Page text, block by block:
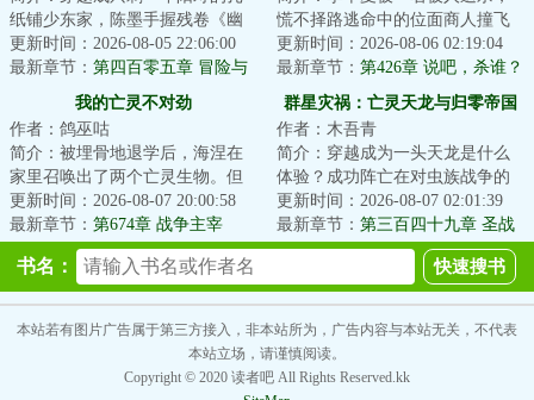
纸铺少东家，陈墨手握残卷《幽
冥扎纸术》，于白事街中挣扎求
生。直到那夜，...
更新时间：2026-08-05 22:06:00
最新章节： 第四百零五章 冒险与
慌不择路逃命中的位面商人撞飞
到了异世界，位面商人垂死之际
企图将自身残躯...
更新时间：2026-08-06 02:19:04
最新章节： 第426章 说吧，杀谁？
我的亡灵不对劲
作者：鸽巫咕
简介：被埋骨地退学后，海涅在
家里召唤出了两个亡灵生物。但
很快他就发现自己的亡灵不对
劲。他俩好像认识...
更新时间：2026-08-07 20:00:58
最新章节： 第674章 战争主宰
群星灾祸：亡灵天龙与归零帝国
作者：木吾青
简介：穿越成为一头天龙是什么
体验？成功阵亡在对虫族战争的
林子墨表示墓前情况良好。然而
宇宙跟他开了一...
更新时间：2026-08-07 02:01:39
最新章节： 第三百四十九章 圣战
肇始
书名：
本站若有图片广告属于第三方接入，非本站所为，广告内容与本站无关，不代表
本站立场，请谨慎阅读。
Copyright © 2020 读者吧 All Rights Reserved.kk